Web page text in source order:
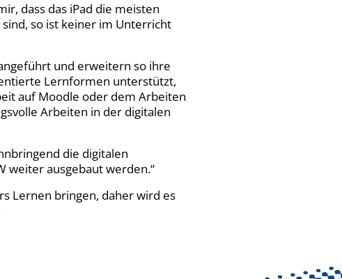
dass das iPad die meisten
so ist keiner im Unterricht
und erweitern so ihre
Lernformen unterstützt,
auf Moodle oder dem Arbeiten
Arbeiten in der digitalen
die digitalen
weiter ausgebaut werden.“
Lernen bringen, daher wird es